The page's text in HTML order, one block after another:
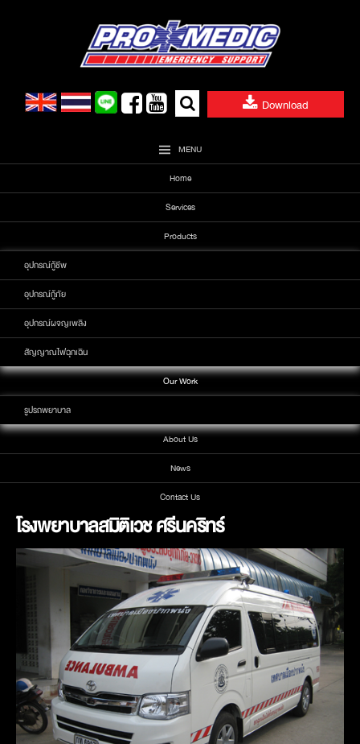
Download
Search
for:
MENU
Home
Services
Products
อุปกรณ์กู้ชีพ
อุปกรณ์กู้ภัย
อุปกรณ์ผจญเพลิง
สัญญาณไฟฉุกเฉิน
Our Work
รูปรถพยาบาล
About Us
News
Contact Us
โรงพยาบาลสมิติเวช ศรีนคริทร์